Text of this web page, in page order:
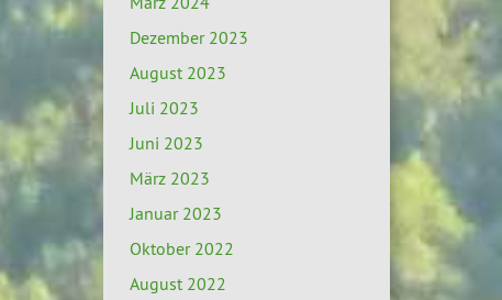
Dezember 2023
August 2023
Juli 2023
Juni 2023
März 2023
Januar 2023
Oktober 2022
August 2022